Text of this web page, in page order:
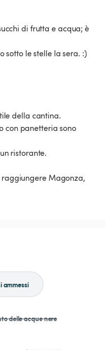
di frutta e acqua; è
sotto le stelle la sera. :)
della cantina.
con panetteria sono
ristorante.
Magonza,
ammessi
delle acque nere